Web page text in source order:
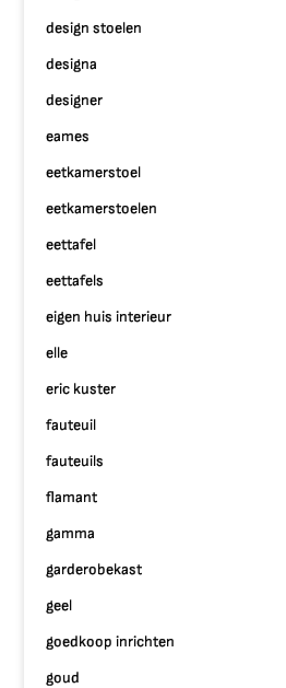
design stoelen
designa
designer
eames
eetkamerstoel
eetkamerstoelen
eettafel
eettafels
eigen huis interieur
elle
eric kuster
fauteuil
fauteuils
flamant
gamma
garderobekast
geel
goedkoop inrichten
goud